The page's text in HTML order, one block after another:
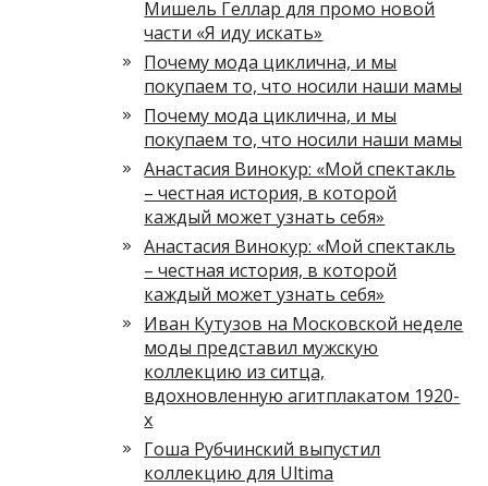
Мишель Геллар для промо новой
части «Я иду искать»
Почему мода циклична, и мы
покупаем то, что носили наши мамы
Почему мода циклична, и мы
покупаем то, что носили наши мамы
Анастасия Винокур: «Мой спектакль
– честная история, в которой
каждый может узнать себя»
Анастасия Винокур: «Мой спектакль
– честная история, в которой
каждый может узнать себя»
Иван Кутузов на Московской неделе
моды представил мужскую
коллекцию из ситца,
вдохновленную агитплакатом 1920-
х
Гоша Рубчинский выпустил
коллекцию для Ultima